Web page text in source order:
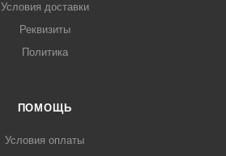
Условия доставки
Реквизиты
Политика
ПОМОЩЬ
Условия оплаты